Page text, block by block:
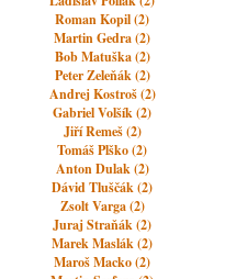
Roman Kopil (2)
Martin Gedra (2)
Bob Matuška (2)
Peter Zeleňák (2)
Andrej Kostroš (2)
Gabriel Volšík (2)
Jiří Remeš (2)
Tomáš Plško (2)
Anton Dulak (2)
Dávid Tluščák (2)
Zsolt Varga (2)
Juraj Straňák (2)
Marek Maslák (2)
Maroš Macko (2)